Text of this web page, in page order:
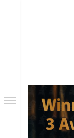
0النتائج